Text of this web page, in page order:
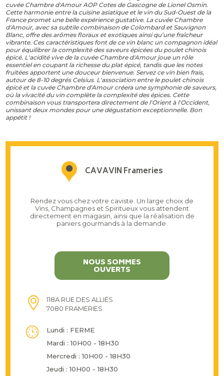
cuvée Chambre d'Amour AOP Cotes de Gascogne de Lionel Osmin.
Cette harmonie entre la cuisine asiatique et le vin du Sud-Ouest de la
France promet une belle expérience gustative. La cuvée Chambre
d'Amour, avec sa subtile combinaison de Colombard et Sauvignon
Blanc, offre des arômes floraux et exotiques ainsi qu’une fraîcheur
vibrante. Ces caractéristiques font de ce vin blanc un compagnon idéal
pour équilibrer la complexité des saveurs épicées du poulet chinois
épicé. L'acidité vive de la cuvée Chambre d'Amour joue un rôle
essentiel en coupant la richesse du plat épicé, tandis que les notes
fruitées apportent une douceur bienvenue. Servez ce vin bien frais,
autour de 8-10 degrés Celsius. L'association entre le poulet chinois
épicé et la cuvée Chambre d'Amour créera une symphonie de saveurs,
où la vivacité du vin complète la complexité des épices. Cette
combinaison vous transportera directement de l'Orient à l'Occident,
unissant deux mondes pour une dégustation exceptionnelle. Bon
appétit !
CAVAVIN Frameries
Rendez vous chez votre caviste. Un large choix de
Vins, Champagnes et Spiritueux vous attendent
directement en magasin, ainsi que la réalisation de
paniers gourmands à la demande.
NOUS SOMMES
OUVERTS
118A RUE DES ALLIÉS
7080 FRAMERIES
Lundi : FERME
Mardi : 10H00 - 18H30
Mercredi : 10H00 - 18H30
Jeudi : 10H00 - 18H30